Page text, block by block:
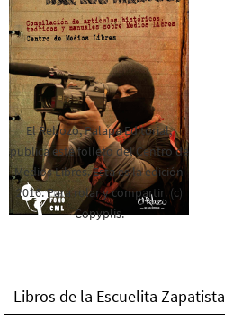
El Rebozo, Palapa Editorial,
publica este folleto del Centro de
Medios Libres. Esta es la edición
2016. Para rolar y compartir. (c)
Copyplis.
Libros de la Escuelita Zapatista